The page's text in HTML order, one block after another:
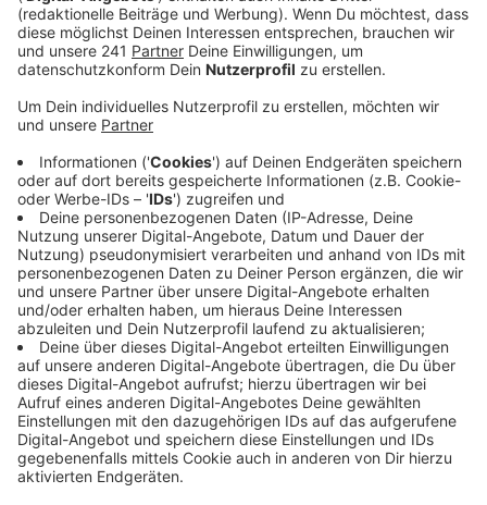
Zweck zusammengekommen.
Veröffentlicht:Dienstag, 16.07.2024 05:55
Anzeige
Mehr als 5.500 Euro konnten die Veranstalter jetzt an
den Verein PalliLev übergeben. Der wird mit dem Geld
die Arbeit im Leverkusener Hospiz unterstützen. Das
Geld ist außerdem über eine Tombola oder eine
Fotoaktion reingekommen, bei der Besucher vor einem
Greenscreen Fotos mit Star Wars Figuren machen
konnten. Ob es eine Neuauflage der Troopermania
geben wird, steht noch nicht fest.
Anzeige
Weitere Meldungen aus Leverkusen